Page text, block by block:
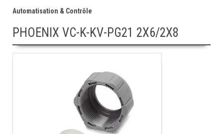
Automatisation & Contrôle
PHOENIX VC-K-KV-PG21 2X6/2X8